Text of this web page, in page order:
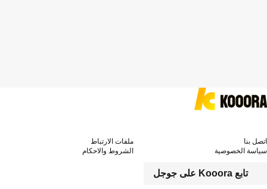
تابع Kooora على جوجل
اتصل بنا
ملفات الارتباط
سياسة الخصوصية
الشروط والاحكام